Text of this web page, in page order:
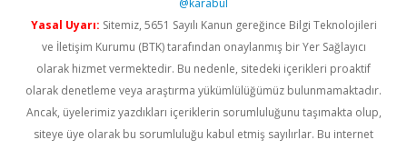
@karabul
Yasal Uyarı: Sitemiz, 5651 Sayılı Kanun gereğince Bilgi Teknolojileri
ve İletişim Kurumu (BTK) tarafından onaylanmış bir Yer Sağlayıcı
olarak hizmet vermektedir. Bu nedenle, sitedeki içerikleri proaktif
olarak denetleme veya araştırma yükümlülüğümüz bulunmamaktadır.
Ancak, üyelerimiz yazdıkları içeriklerin sorumluluğunu taşımakta olup,
siteye üye olarak bu sorumluluğu kabul etmiş sayılırlar. Bu internet